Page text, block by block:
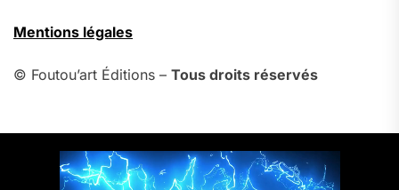
Mentions légales
© Foutou’art Éditions – Tous droits réservés